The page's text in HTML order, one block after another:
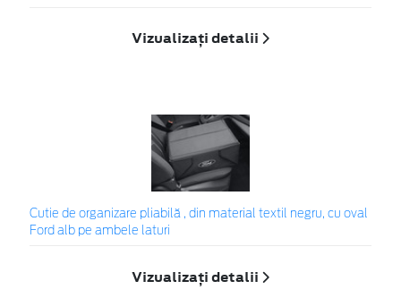
Vizualizați detalii
Cutie de organizare pliabilă , din material textil negru, cu oval
Ford alb pe ambele laturi
Vizualizați detalii